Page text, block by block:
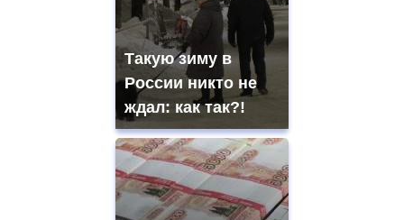
Такую зиму в
России никто не
ждал: как так?!